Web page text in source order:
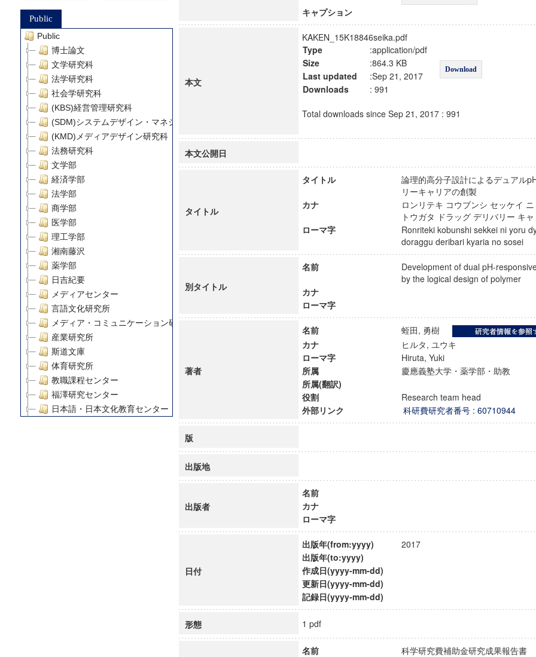
Public
Public
博士論文
文学研究科
法学研究科
社会学研究科
(KBS)経営管理研究科
(SDM)システムデザイン・マネジメント研究科
(KMD)メディアデザイン研究科
法務研究科
文学部
経済学部
法学部
商学部
医学部
理工学部
湘南藤沢
薬学部
日吉紀要
メディアセンター
言語文化研究所
メディア・コミュニケーション研究所
産業研究所
斯道文庫
体育研究所
教職課程センター
福澤研究センター
日本語・日本文化教育センター
デジタルメディア・コンテンツ統合研究センター
グローバルリサーチインスティテュート
慶應義塾大学グローバルCOEプログラム市民社会ガバナンス教育研究センター
博士課程教育リーディングプログラム「超成熟社会発展のサイエンス」
キャプション
本文
KAKEN_15K18846seika.pdf
Type
:application/pdf
Download
Size
:864.3 KB
Last updated
:Sep 21, 2017
Downloads
: 991
Total downloads since Sep 21, 2017 : 991
本文公開日
タイトル
タイトル
論理的高分子設計によるデュアル
リーキャリアの創製
カナ
ロンリテキ コウブンシ セッケイ
トウガタ ドラッグ デリバリー
ローマ字
Ronriteki kobunshi sekkei ni yoru
doraggu deribari kyaria no sosei
別タイトル
名前
Development of dual pH-
by the logical design of polymer
カナ
ローマ字
著者
名前
蛭田, 勇樹
カナ
ヒルタ, ユウキ
ローマ字
Hiruta, Yuki
所属
慶應義塾大学・薬学部・助教
所属(翻訳)
役割
Research team head
外部リンク
科研費研究者番号 : 60710944
版
出版地
出版者
名前
カナ
ローマ字
日付
出版年(from:yyyy)
2017
出版年(to:yyyy)
作成日(yyyy-mm-dd)
更新日(yyyy-mm-dd)
記録日(yyyy-mm-dd)
形態 1 pdf
名前
科学研究費補助金研究成果報告